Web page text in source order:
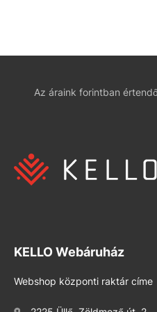
Az áraink forintban
KELLO Webáruház
Webshop központi raktár címe